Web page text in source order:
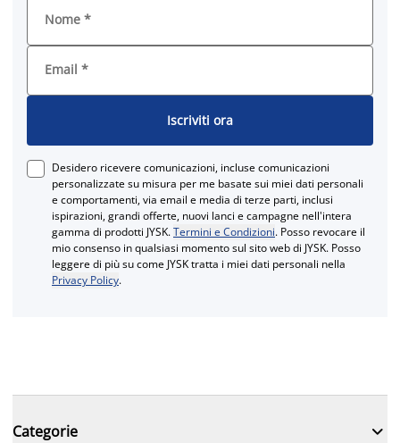
Nome *
Email *
Iscriviti ora
Desidero ricevere comunicazioni, incluse comunicazioni
personalizzate su misura per me basate sui miei dati personali
e comportamenti, via email e media di terze parti, inclusi
ispirazioni, grandi offerte, nuovi lanci e campagne nell'intera
gamma di prodotti JYSK.Termini e Condizioni. Posso revocare il
mio consenso in qualsiasi momento sul sito web di JYSK. Posso
leggere di più su come JYSK tratta i miei dati personali nella
Privacy Policy.
Categorie 